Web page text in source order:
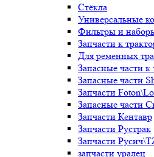
Стёкла
Универсальные
Фильтры и
Запчасти к
Для ременных
Запасные части
Запасные части
Запчасти
Запасные части
Запчасти Кентавр
Запчасти Рустрак
Запчасти
запчасти уралец